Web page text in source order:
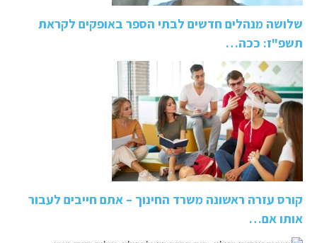
שלושה מנהלים חדשים לבתי הספר באופקים לקראת
תשפ"ז: ככה…
קורס עזרה ראשונה משרד החינוך – אתם חייבים לעבור
אותו אם…